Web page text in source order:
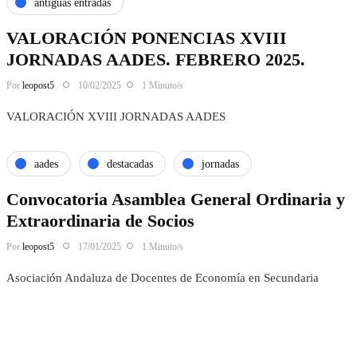
antiguas entradas
VALORACIÓN PONENCIAS XVIII
JORNADAS AADES. FEBRERO 2025.
Por leopost5 10/02/2025 1 Minuto/s
VALORACIÓN XVIII JORNADAS AADES
aades destacadas jornadas
Convocatoria Asamblea General Ordinaria y
Extraordinaria de Socios
Por leopost5 17/01/2025 1 Minuto/s
Asociación Andaluza de Docentes de Economía en Secundaria